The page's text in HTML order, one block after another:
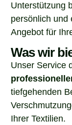
Unterstützung
persönlich und
Angebot für
Was wir
Unser Service
tiefgehenden
Ihrer Textilien.